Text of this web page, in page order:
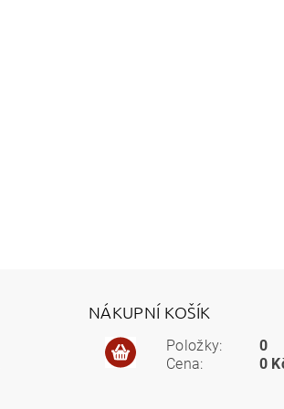
NÁKUPNÍ KOŠÍK
Položky:
Cena:
0
0